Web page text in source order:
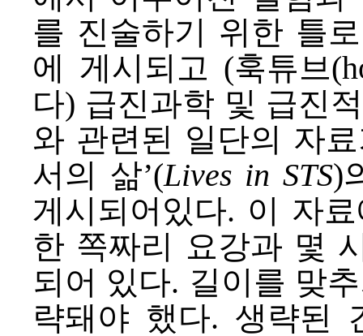
를 진술하기 위한 틀
에 게시되고 (훅튜브
다) 급진과학 및 급진
와 관련된 일단의 자
서의 삶’(Lives in STS)
게시되어있다. 이 자
한 쪽짜리 요강과 몇
되어 있다. 길이를 맞
략돼야 했다. 생략된